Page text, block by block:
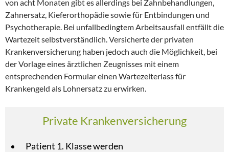
von acht Monaten gibt es allerdings bei Zahnbehandlungen,
Zahnersatz, Kieferorthopädie sowie für Entbindungen und
Psychotherapie. Bei unfallbedingtem Arbeitsausfall entfällt die
Wartezeit selbstverständlich. Versicherte der privaten
Krankenversicherung haben jedoch auch die Möglichkeit, bei
der Vorlage eines ärztlichen Zeugnisses mit einem
entsprechenden Formular einen Wartezeiterlass für
Krankengeld als Lohnersatz zu erwirken.
Private Krankenversicherung
Patient 1. Klasse werden